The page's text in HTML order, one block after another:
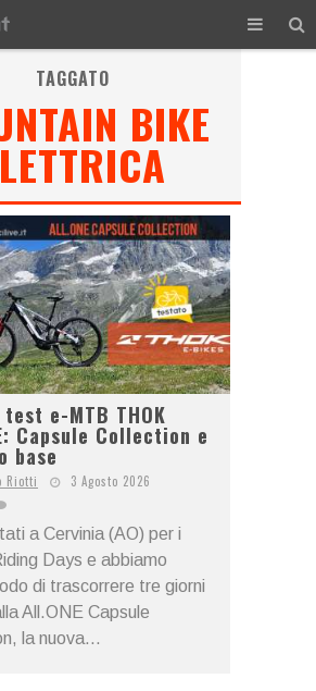
TAGGATO
BIKE
test e-MTB THOK
Capsule Collection e
base
Riotti
3 Agosto 2026
a Cervinia (AO) per i
Days e abbiamo
di trascorrere tre giorni
All.ONE Capsule
la nuova...